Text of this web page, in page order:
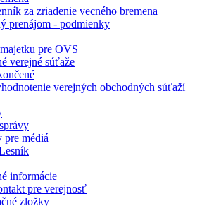
za zriadenie vecného bremena
prenájom - podmienky
pre OVS
verejné súťaže
verejných obchodných súťaží
pre médiá
informácie
pre verejnosť
zložky